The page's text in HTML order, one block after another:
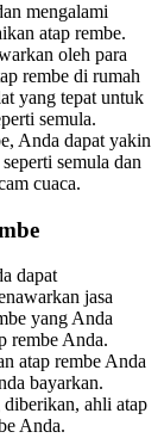
mengalami
atap rembe.
oleh para
rembe di rumah
yang tepat untuk
semula.
Anda dapat yakin
semula dan
cuaca.
dapat
jasa
yang Anda
rembe Anda.
atap rembe Anda
bayarkan.
diberikan, ahli atap
Anda.